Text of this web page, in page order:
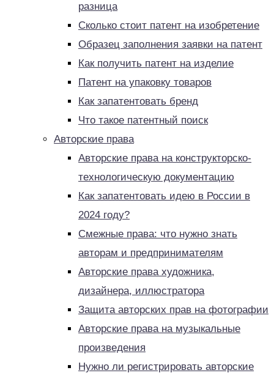
разница
Сколько стоит патент на изобретение
Образец заполнения заявки на патент
Как получить патент на изделие
Патент на упаковку товаров
Как запатентовать бренд
Что такое патентный поиск
Авторские права
Авторские права на конструкторско-
технологическую документацию
Как запатентовать идею в России в
2024 году?
Смежные права: что нужно знать
авторам и предпринимателям
Авторские права художника,
дизайнера, иллюстратора
Защита авторских прав на фотографии
Авторские права на музыкальные
произведения
Нужно ли регистрировать авторские